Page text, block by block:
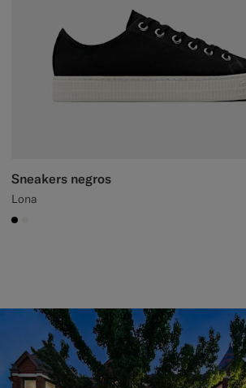
Sneakers negros
Lona
#000000